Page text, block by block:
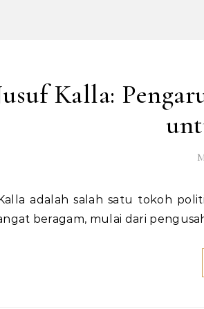
Kalla:
beragam, mulai dari